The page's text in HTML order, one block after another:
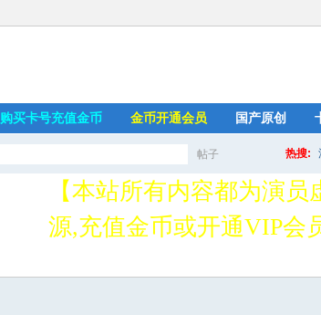
购买卡号充值金币 金币开通会员 国产原创
帖子
搜
热搜:
【本站所有内容都为演
源,充值金币或开通VIP会